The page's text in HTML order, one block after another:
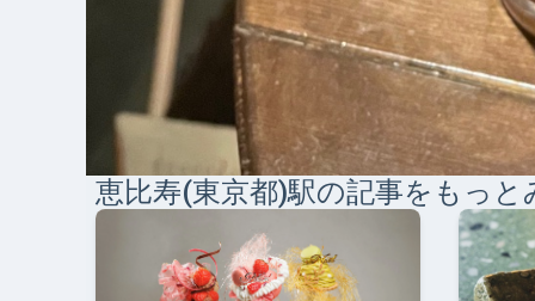
恵比寿(東京都)駅の記事をもっと